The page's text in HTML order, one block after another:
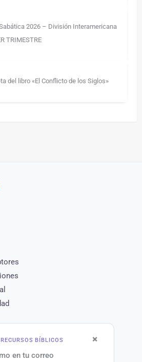
2026 – División Interamericana
TRIMESTRE
del libro «El Conflicto de los Siglos»
×
BÍBLICOS
en tu correo